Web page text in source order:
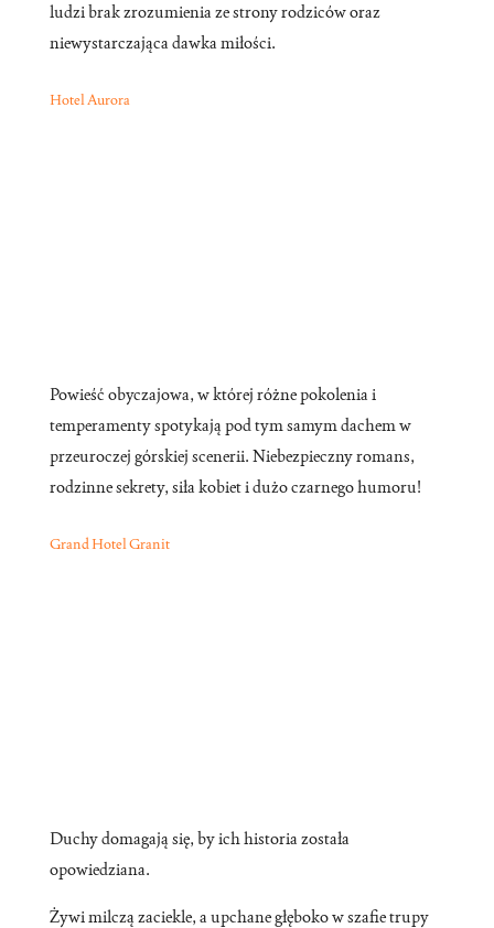
ludzi brak zrozumienia ze strony rodziców oraz
niewystarczająca dawka miłości.
Hotel Aurora
Powieść obyczajowa, w której różne pokolenia i
temperamenty spotykają pod tym samym dachem w
przeuroczej górskiej scenerii. Niebezpieczny romans,
rodzinne sekrety, siła kobiet i dużo czarnego humoru!
Grand Hotel Granit
Duchy domagają się, by ich historia została
opowiedziana.
Żywi milczą zaciekle, a upchane głęboko w szafie trupy